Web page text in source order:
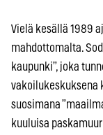
Vielä kesällä 1989
mahdottomalta.
kaupunki”, joka
vakoilukeskuksena
suosimana
kuuluisa